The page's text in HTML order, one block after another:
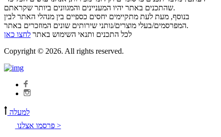
שהתכנים באתר יהיו המעניינים והמגוונים ביותר שקראתם.
בנוסף, מעת לעת מתקיימים יחסים כספיים בין מנהלי האתר לבין
המפרסמים/בעלי מוצרים/נותני שירותים שונים המוזכרים באתר.
לכל התכנים ותנאי השימוש באתר לחצו כאן
Copyright © 2026. All rights reserved.
למעלה
פרסמו אצלנו >